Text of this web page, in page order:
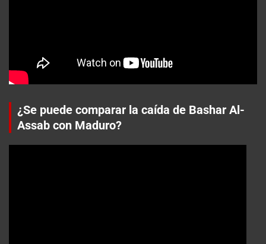
¿Se puede comparar la caída de Bashar Al-
Assab con Maduro?